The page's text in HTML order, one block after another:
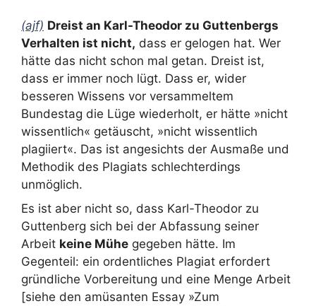
(ajf) Dreist an Karl-Theodor zu Guttenbergs
Verhalten ist nicht, dass er gelogen hat. Wer
hätte das nicht schon mal getan. Dreist ist,
dass er immer noch lügt. Dass er, wider
besseren Wissens vor versammeltem
Bundestag die Lüge wiederholt, er hätte »nicht
wissentlich« getäuscht, »nicht wissentlich
plagiiert«. Das ist angesichts der Ausmaße und
Methodik des Plagiats schlechterdings
unmöglich.
Es ist aber nicht so, dass Karl-Theodor zu
Guttenberg sich bei der Abfassung seiner
Arbeit keine Mühe gegeben hätte. Im
Gegenteil: ein ordentliches Plagiat erfordert
gründliche Vorbereitung und eine Menge Arbeit
[siehe den amüsanten Essay »Zum